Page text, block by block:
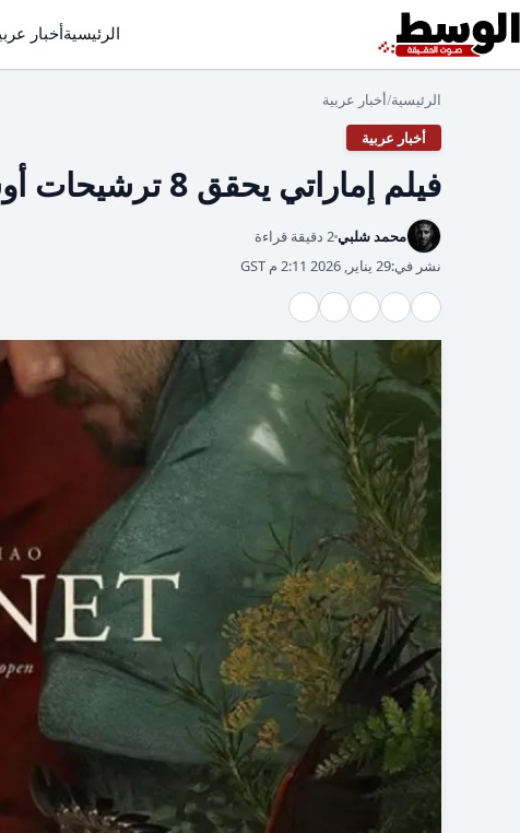
الرئيسيةأخبار
الرئيسية/أخبار عربية
أخبار عربية
فيلم إماراتي يحقق 8 ترشيحات أوسكار ويعزز الحضور الفني
محمد شلبي2 دقيقة قراءة
نشر في:29 يناير, 2026 2:11 م GST